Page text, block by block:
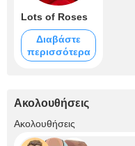
Lots of Roses
Διαβάστε
περισσότερα
Ακολουθήσεις
Ακολουθήσεις